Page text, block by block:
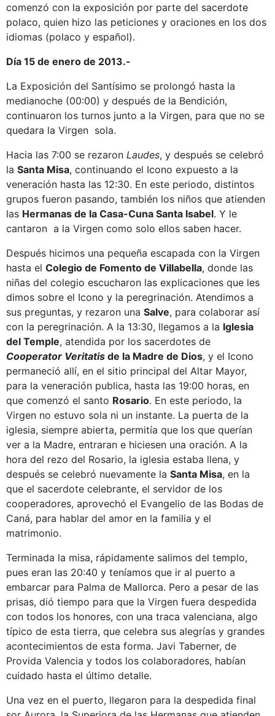
comenzó con la exposición por parte del sacerdote
polaco, quien hizo las peticiones y oraciones en los dos
idiomas (polaco y español).
Día 15 de enero de 2013.-
La Exposición del Santísimo se prolongó hasta la
medianoche (00:00) y después de la Bendición,
continuaron los turnos junto a la Virgen, para que no se
quedara la Virgen sola.
Hacia las 7:00 se rezaron Laudes, y después se celebró
la Santa Misa, continuando el Icono expuesto a la
veneración hasta las 12:30. En este periodo, distintos
grupos fueron pasando, también los niños que atienden
las Hermanas de la Casa-Cuna Santa Isabel. Y le
cantaron a la Virgen como solo ellos saben hacer.
Después hicimos una pequeña escapada con la Virgen
hasta el Colegio de Fomento de Villabella, donde las
niñas del colegio escucharon las explicaciones que les
dimos sobre el Icono y la peregrinación. Atendimos a
sus preguntas, y rezaron una Salve, para colaborar así
con la peregrinación. A la 13:30, llegamos a la Iglesia
del Temple, atendida por los sacerdotes de
Cooperator Veritatis de la Madre de Dios, y el Icono
permaneció allí, en el sitio principal del Altar Mayor,
para la veneración publica, hasta las 19:00 horas, en
que comenzó el santo Rosario. En este periodo, la
Virgen no estuvo sola ni un instante. La puerta de la
iglesia, siempre abierta, permitía que los que querían
ver a la Madre, entraran e hiciesen una oración. A la
hora del rezo del Rosario, la iglesia estaba llena, y
después se celebró nuevamente la Santa Misa, en la
que el sacerdote celebrante, el servidor de los
cooperadores, aprovechó el Evangelio de las Bodas de
Caná, para hablar del amor en la familia y el
matrimonio.
Terminada la misa, rápidamente salimos del templo,
pues eran las 20:40 y teníamos que ir al puerto a
embarcar para Palma de Mallorca. Pero a pesar de las
prisas, dió tiempo para que la Virgen fuera despedida
con todos los honores, con una traca valenciana, algo
típico de esta tierra, que celebra sus alegrías y grandes
acontecimientos de esta forma. Javi Taberner, de
Provida Valencia y todos los colaboradores, habían
cuidado hasta el último detalle.
Una vez en el puerto, llegaron para la despedida final